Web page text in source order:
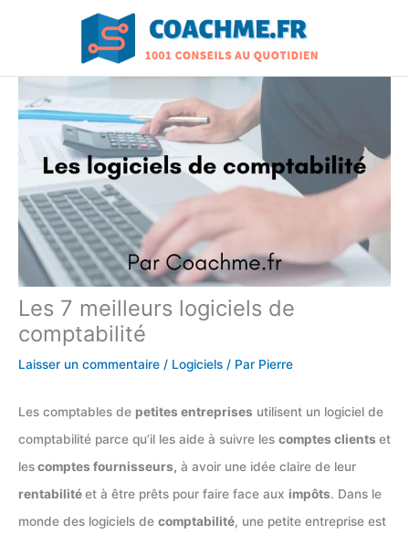
Les 7 meilleurs logiciels de
comptabilité
Laisser un commentaire / Logiciels / Par Pierre
Les comptables de petites entreprises utilisent un logiciel de
comptabilité parce qu’il les aide à suivre les comptes clients et
lescomptes fournisseurs, à avoir une idée claire de leur
rentabilitéet à être prêts pour faire face aux impôts. Dans le
monde des logiciels de comptabilité, une petite entreprise est